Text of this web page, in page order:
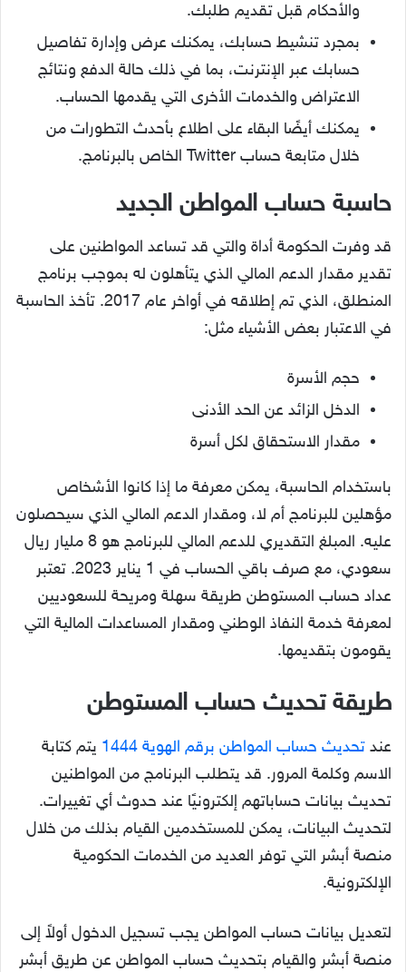
والأحكام قبل تقديم طلبك.
بمجرد تنشيط حسابك، يمكنك عرض وإدارة تفاصيل
حسابك عبر الإنترنت، بما في ذلك حالة الدفع ونتائج
الاعتراض والخدمات الأخرى التي يقدمها الحساب.
يمكنك أيضًا البقاء على اطلاع بأحدث التطورات من
خلال متابعة حساب Twitter الخاص بالبرنامج.
حاسبة حساب المواطن الجديد
قد وفرت الحكومة أداة والتي قد تساعد المواطنين على
تقدير مقدار الدعم المالي الذي يتأهلون له بموجب برنامج
المنطلق، الذي تم إطلاقه في أواخر عام 2017. تأخذ الحاسبة
في الاعتبار بعض الأشياء مثل:
حجم الأسرة
الدخل الزائد عن الحد الأدنى
مقدار الاستحقاق لكل أسرة
باستخدام الحاسبة، يمكن معرفة ما إذا كانوا الأشخاص
مؤهلين للبرنامج أم لا، ومقدار الدعم المالي الذي سيحصلون
عليه. المبلغ التقديري للدعم المالي للبرنامج هو 8 مليار ريال
سعودي، مع صرف باقي الحساب في 1 يناير 2023. تعتبر
عداد حساب المستوطن طريقة سهلة ومريحة للسعوديين
لمعرفة خدمة النفاذ الوطني ومقدار المساعدات المالية التي
يقومون بتقديمها.
طريقة تحديث حساب المستوطن
عند تحديث حساب المواطن برقم الهوية 1444
يتم كتابة
الاسم وكلمة المرور. قد يتطلب البرنامج من المواطنين
تحديث بيانات حساباتهم إلكترونيًا عند حدوث أي تغييرات.
لتحديث البيانات، يمكن للمستخدمين القيام بذلك من خلال
منصة أبشر التي توفر العديد من الخدمات الحكومية
الإلكترونية.
لتعديل بيانات حساب المواطن يجب تسجيل الدخول أولاً إلى
منصة أبشر والقيام بتحديث حساب المواطن عن طريق أبشر